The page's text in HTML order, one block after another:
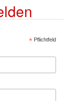
*Pflichtfeld